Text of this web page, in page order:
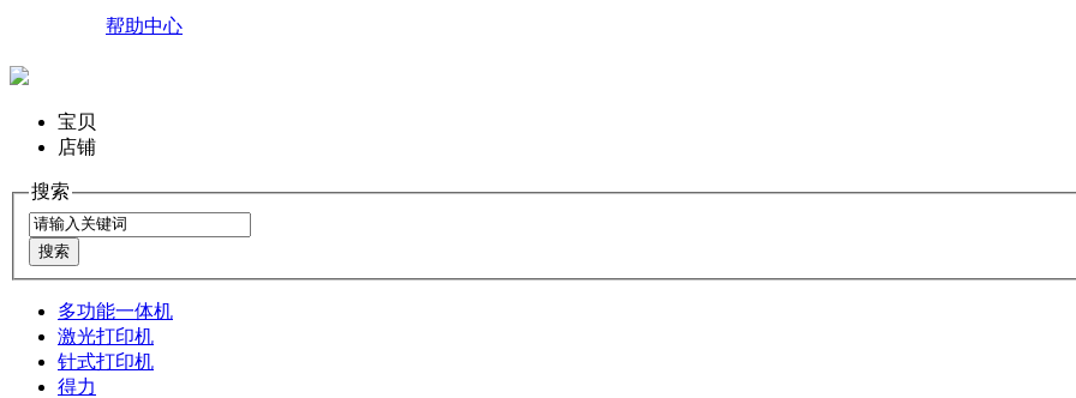
帮助中心
宝贝
店铺
搜索
多功能一体机
激光打印机
针式打印机
得力